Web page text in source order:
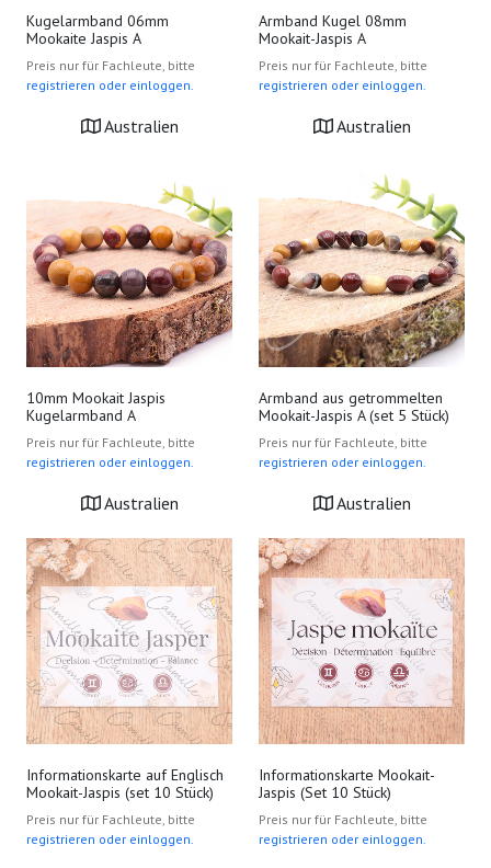
Kugelarmband 06mm
Mookaite Jaspis A
Preis nur für Fachleute, bitte
registrieren oder einloggen.
Australien
Armband Kugel 08mm
Mookait-Jaspis A
Preis nur für Fachleute, bitte
registrieren oder einloggen.
Australien
10mm Mookait Jaspis
Kugelarmband A
Preis nur für Fachleute, bitte
registrieren oder einloggen.
Australien
Armband aus getrommelten
Mookait-Jaspis A (set 5 Stück)
Preis nur für Fachleute, bitte
registrieren oder einloggen.
Australien
Informationskarte auf Englisch
Mookait-Jaspis (set 10 Stück)
Preis nur für Fachleute, bitte
registrieren oder einloggen.
Informationskarte Mookait-
Jaspis (Set 10 Stück)
Preis nur für Fachleute, bitte
registrieren oder einloggen.